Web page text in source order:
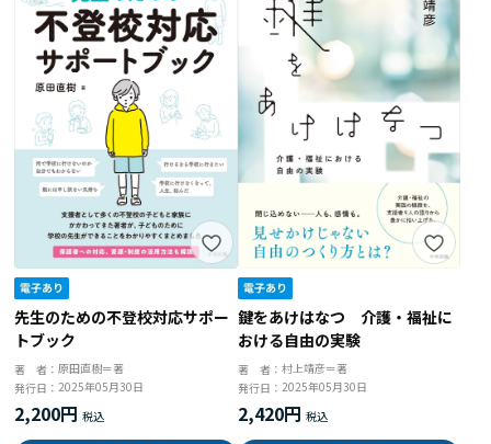
先生のための不登校対応サポー
トブック
著 者：原田直樹＝著
発行日：2025年05月30日
2,200円
鍵をあけはなつ 介護・福祉に
おける自由の実験
著 者： 村上靖彦＝著
発行日： 2025年05月30日
2,420円